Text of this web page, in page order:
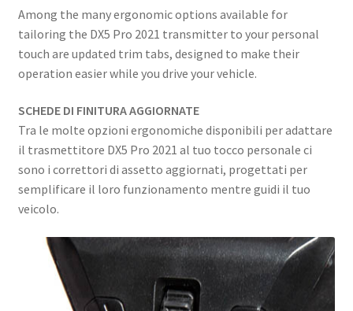
Among the many ergonomic options available for
tailoring the DX5 Pro 2021 transmitter to your personal
touch are updated trim tabs, designed to make their
operation easier while you drive your vehicle.
SCHEDE DI FINITURA AGGIORNATE
Tra le molte opzioni ergonomiche disponibili per adattare
il trasmettitore DX5 Pro 2021 al tuo tocco personale ci
sono i correttori di assetto aggiornati, progettati per
semplificare il loro funzionamento mentre guidi il tuo
veicolo.